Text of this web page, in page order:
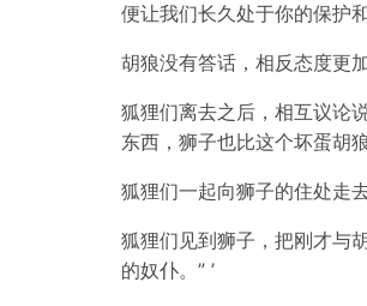
便让我们长久处于你的保护
胡狼没有答话，相反态度更
狐狸们离去之后，相互议论
东西，狮子也比这个坏蛋胡
狐狸们一起向狮子的住处走去
狐狸们见到狮子，把刚才与
的奴仆。” ’